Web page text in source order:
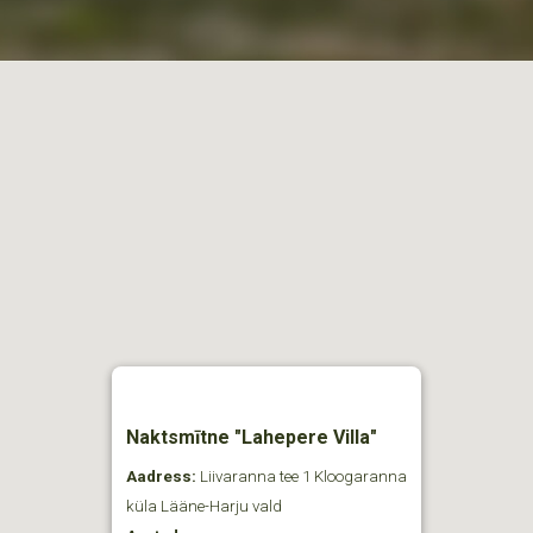
Naktsmītne "Lahepere Villa"
Aadress: Liivaranna tee 1 Kloogaranna
küla Lääne-Harju vald